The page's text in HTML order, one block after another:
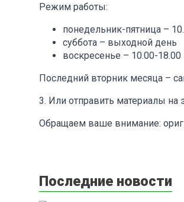
Режим работы:
понедельник-пятница –
суббота – выходной день
воскресенье – 10.00-18.00
Последний вторник месяца –
3. Или отправить материалы на
Обращаем ваше внимание:
Последние новости